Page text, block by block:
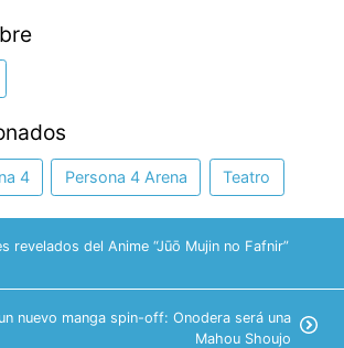
4 Persona 4 Arena Teatro
revelados del Anime “Jūō Mujin no Fafnir”
nuevo manga spin-off: Onodera será una
Mahou Shoujo